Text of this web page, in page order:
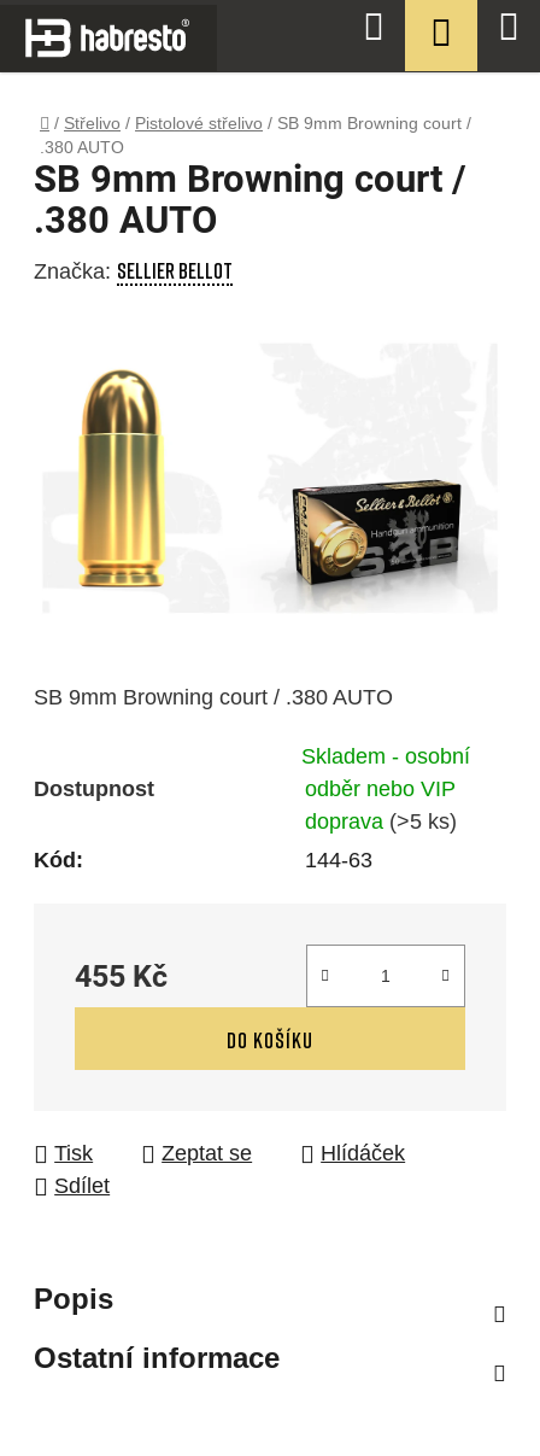
Přejít
obsah
Domů
/ Střelivo / Pistolové střelivo / SB 9mm Browning court /
.380 AUTO
SB 9mm Browning court / .380 AUTO
Dostupnost
Skladem - osobní
odběr nebo VIP
doprava (>5 ks)
Kód:
144-63
455 Kč
Měrná cena:
DO KOŠÍKU
Tisk Zeptat se
Hlídáček
Sdílet
SB 9mm Browning court /
.380 AUTO
Značka: SELLIER BELLOT
Popis
Ostatní informace